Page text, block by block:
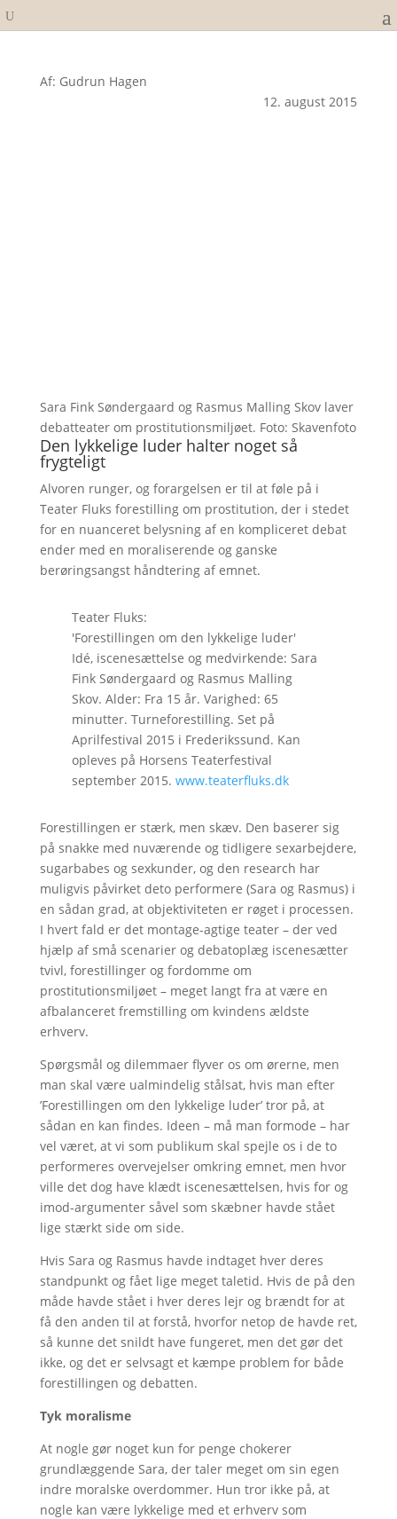
Af: Gudrun Hagen
12. august 2015
Sara Fink Søndergaard og Rasmus Malling Skov laver
debatteater om prostitutionsmiljøet. Foto: Skavenfoto
Den lykkelige luder halter noget så
frygteligt
Alvoren runger, og forargelsen er til at føle på i
Teater Fluks forestilling om prostitution, der i stedet
for en nuanceret belysning af en kompliceret debat
ender med en moraliserende og ganske
berøringsangst håndtering af emnet.
Teater Fluks:
'Forestillingen om den lykkelige luder'
Idé, iscenesættelse og medvirkende: Sara
Fink Søndergaard og Rasmus Malling
Skov. Alder: Fra 15 år. Varighed: 65
minutter. Turneforestilling. Set på
Aprilfestival 2015 i Frederikssund. Kan
opleves på Horsens Teaterfestival
september 2015. www.teaterfluks.dk
Forestillingen er stærk, men skæv. Den baserer sig
på snakke med nuværende og tidligere sexarbejdere,
sugarbabes og sexkunder, og den research har
muligvis påvirket deto performere (Sara og Rasmus) i
en sådan grad, at objektiviteten er røget i processen.
I hvert fald er det montage-agtige teater – der ved
hjælp af små scenarier og debatoplæg iscenesætter
tvivl, forestillinger og fordomme om
prostitutionsmiljøet – meget langt fra at være en
afbalanceret fremstilling om kvindens ældste
erhverv.
Spørgsmål og dilemmaer flyver os om ørerne, men
man skal være ualmindelig stålsat, hvis man efter
’Forestillingen om den lykkelige luder’ tror på, at
sådan en kan findes. Ideen – må man formode – har
vel været, at vi som publikum skal spejle os i de to
performeres overvejelser omkring emnet, men hvor
ville det dog have klædt iscenesættelsen, hvis for og
imod-argumenter såvel som skæbner havde stået
lige stærkt side om side.
Hvis Sara og Rasmus havde indtaget hver deres
standpunkt og fået lige meget taletid. Hvis de på den
måde havde stået i hver deres lejr og brændt for at
få den anden til at forstå, hvorfor netop de havde ret,
så kunne det snildt have fungeret, men det gør det
ikke, og det er selvsagt et kæmpe problem for både
forestillingen og debatten.
Tyk moralisme
At nogle gør noget kun for penge chokerer
grundlæggende Sara, der taler meget om sin egen
indre moralske overdommer. Hun tror ikke på, at
nogle kan være lykkelige med et erhverv som